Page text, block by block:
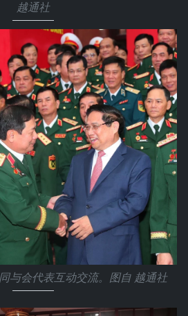
越通社
与会代表互动交流。图自 越通社